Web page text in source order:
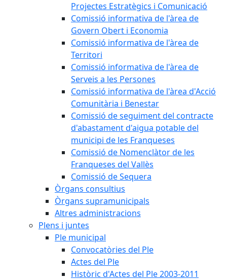
Projectes Estratègics i Comunicació
Comissió informativa de l'àrea de
Govern Obert i Economia
Comissió informativa de l'àrea de
Territori
Comissió informativa de l'àrea de
Serveis a les Persones
Comissió informativa de l'àrea d'Acció
Comunitària i Benestar
Comissió de seguiment del contracte
d'abastament d'aigua potable del
municipi de les Franqueses
Comissió de Nomenclàtor de les
Franqueses del Vallès
Comissió de Sequera
Òrgans consultius
Òrgans supramunicipals
Altres administracions
Plens i juntes
Ple municipal
Convocatòries del Ple
Actes del Ple
Històric d'Actes del Ple 2003-2011